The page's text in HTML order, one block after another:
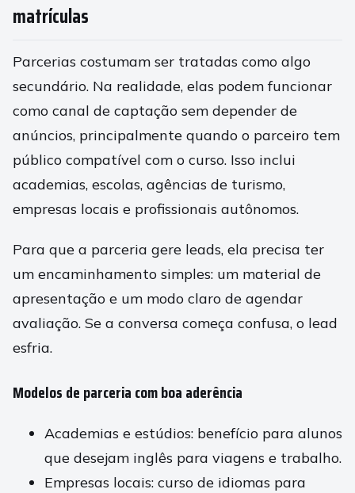
matrículas
Parcerias costumam ser tratadas como algo
secundário. Na realidade, elas podem funcionar
como canal de captação sem depender de
anúncios, principalmente quando o parceiro tem
público compatível com o curso. Isso inclui
academias, escolas, agências de turismo,
empresas locais e profissionais autônomos.
Para que a parceria gere leads, ela precisa ter
um encaminhamento simples: um material de
apresentação e um modo claro de agendar
avaliação. Se a conversa começa confusa, o lead
esfria.
Modelos de parceria com boa aderência
Academias e estúdios: benefício para alunos
que desejam inglês para viagens e trabalho.
Empresas locais: curso de idiomas para